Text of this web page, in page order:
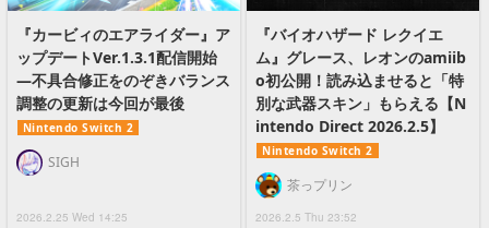
『カービィのエアライダー』ア
ップデートVer.1.3.1配信開始
―不具合修正をのぞきバランス
調整の更新は今回が最後
Nintendo Switch 2
2026.2.25 Wed 14:25
SIGH
『バイオハザード レクイエ
ム』グレース、レオンのamiib
o初公開！読み込ませると「特
別な武器スキン」もらえる【N
intendo Direct 2026.2.5】
Nintendo Switch 2
2026.2.5 Thu 23:52
茶っプリン